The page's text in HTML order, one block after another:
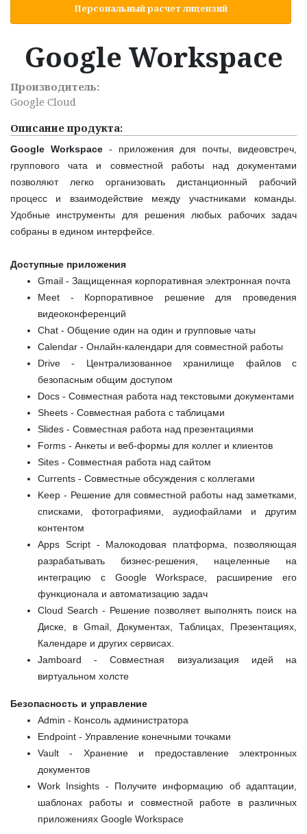
Персональный расчет лицензий
Google Workspace
Производитель:
Google Cloud
Описание продукта:
Google Workspace - приложения для почты, видеовстреч,
группового чата и совместной работы над документами
позволяют легко организовать дистанционный рабочий
процесс и взаимодействие между участниками команды.
Удобные инструменты для решения любых рабочих задач
собраны в едином интерфейсе.
Доступные приложения
Gmail - Защищенная корпоративная электронная почта
Meet
- Корпоративное решение для проведения
видеоконференций
Chat - Общение один на один и групповые чаты
Calendar - Онлайн-календари для совместной работы
Drive
- Централизованное хранилище файлов с
безопасным общим доступом
Docs - Совместная работа над текстовыми документами
Sheets - Совместная работа с таблицами
Slides - Совместная работа над презентациями
Forms - Анкеты и веб-формы для коллег и клиентов
Sites - Совместная работа над сайтом
Currents - Совместные обсуждения с коллегами
Keep - Решение для совместной работы над заметками,
списками, фотографиями, аудиофайлами и другим
контентом
Apps Script - Малокодовая платформа, позволяющая
разрабатывать бизнес-решения, нацеленные на
интеграцию с Google Workspace, расширение его
функционала и автоматизацию задач
Cloud Search - Решение позволяет выполнять поиск на
Диске, в Gmail, Документах, Таблицах, Презентациях,
Календаре и других сервисах.
Jamboard - Совместная визуализация идей на
виртуальном холсте
Безопасность и управление
Admin - Консоль администратора
Endpoint - Управление конечными точками
Vault - Хранение и предоставление электронных
документов
Work Insights - Получите информацию об адаптации,
шаблонах работы и совместной работе в различных
приложениях Google Workspace